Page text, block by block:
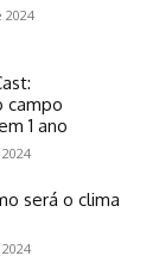
2024
campo
1 ano
será o clima